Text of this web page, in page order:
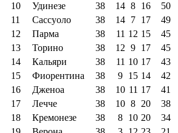
10
Удинезе 38 14 8 16
50
11
Сассуоло 38 14 7 17
49
12
Парма 38 11 12 15
45
13
Торино 38 12 9 17
45
14
Кальяри 38 11 10 17
43
15
Фиорентина 38 9 15 14
42
16
Дженоа 38 10 11 17
41
17
Лечче 38 10 8 20
38
18
Кремонезе 38 8 10 20
34